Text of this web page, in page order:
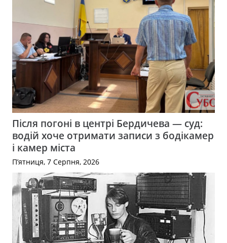
Після погоні в центрі Бердичева — суд:
водій хоче отримати записи з бодікамер
і камер міста
П’ятниця, 7 Серпня, 2026